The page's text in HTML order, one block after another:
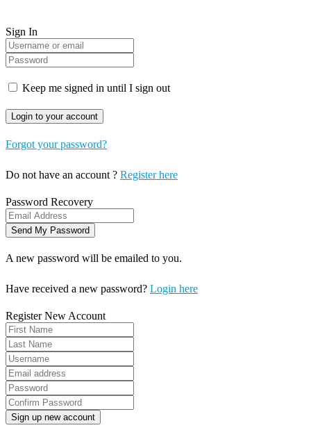
Sign In
Keep me signed in until I sign out
Forgot your password?
Do not have an account ? Register here
Password Recovery
A new password will be emailed to you.
Have received a new password? Login here
Register New Account